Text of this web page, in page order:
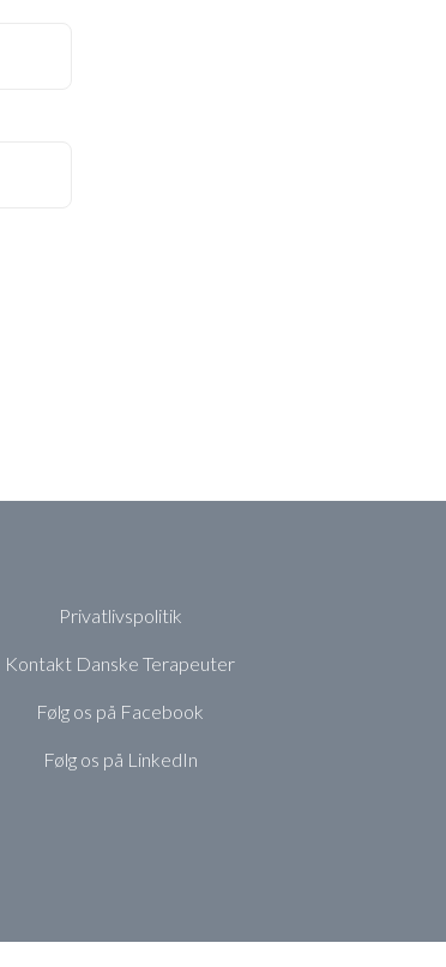
Privatlivspolitik
Kontakt Danske Terapeuter
Følg os på Facebook
Følg os på LinkedIn